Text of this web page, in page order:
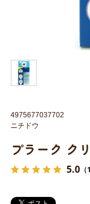
プラーク ク
5.0（
4975677037702
ニチドウ